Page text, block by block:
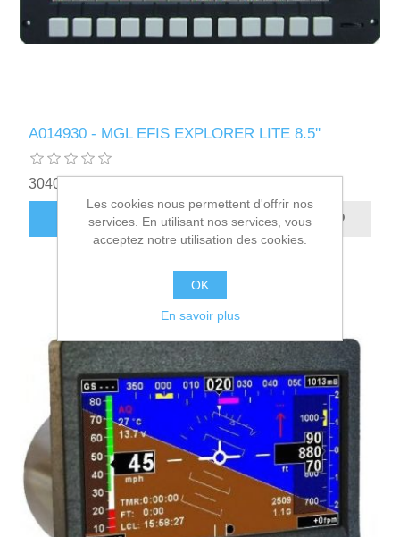
A014930 - MGL EFIS EXPLORER LITE 8.5''
3040,00€ HT
AJOUTER AU PANIER
Les cookies nous permettent d'offrir nos
services. En utilisant nos services, vous
acceptez notre utilisation des cookies.
OK
En savoir plus